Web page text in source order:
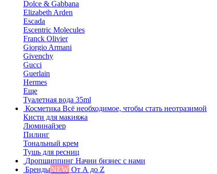
Dolce & Gabbana
Elizabeth Arden
Escada
Escentric Molecules
Franck Olivier
Giorgio Armani
Givenchy
Gucci
Guerlain
Hermes
Еще
Туалетная вода 35ml
Косметика Всё необходимое, чтобы стать неотразимой
Кисти для макияжа
Люминайзер
Пилинг
Тональный крем
Тушь для ресниц
Дропшиппинг Начни бизнес с нами
БрендыNEW От А до Z